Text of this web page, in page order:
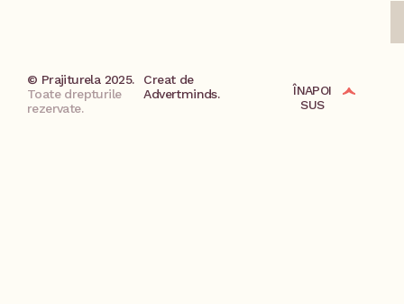
© Prajiturela 2025.
Toate drepturile
rezervate.
Creat de
Advertminds.
ÎNAPOI
SUS